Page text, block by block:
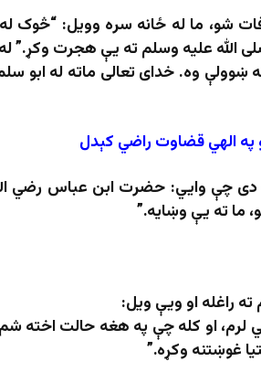
شو، ما له ځانه سره وویل: “څوک
الله علیه وسلم ته یې هجرت
ښوولې وه. خدای تعالی ماته له ابو
الهي قضاوت راضي کېدل
دی چې وایي: حضرت ابن عباس رضي
ما ته یې وښایه.”
راغله او ویې ویل:
او کله چې په هغه حالت اخته
غوښتنه وکړه.”